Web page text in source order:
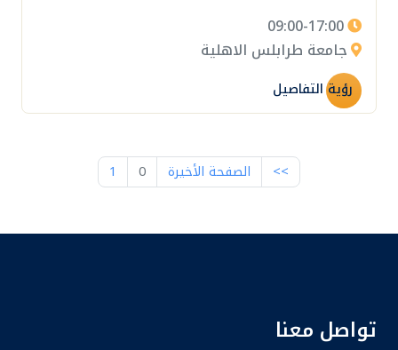
09:00-17:00
جامعة طرابلس الاهلية
رؤية التفاصيل
>> الصفحة الأخيرة 0
1
تواصل معنا